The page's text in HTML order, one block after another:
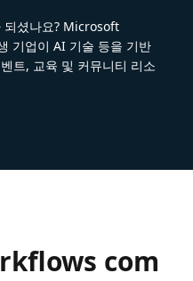
되셨나요? Microsoft
기업이 AI 기술 등을 기반
트, 교육 및 커뮤니티 리소
com